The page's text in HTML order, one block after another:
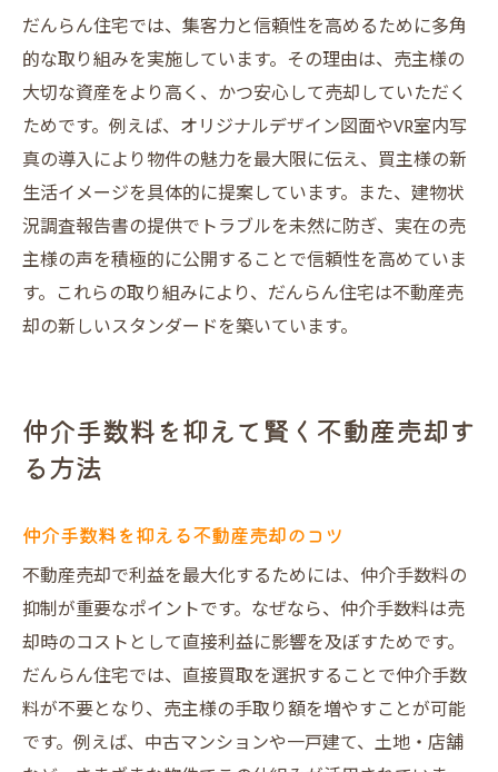
だんらん住宅では、集客力と信頼性を高めるために多角
的な取り組みを実施しています。その理由は、売主様の
大切な資産をより高く、かつ安心して売却していただく
ためです。例えば、オリジナルデザイン図面やVR室内写
真の導入により物件の魅力を最大限に伝え、買主様の新
生活イメージを具体的に提案しています。また、建物状
況調査報告書の提供でトラブルを未然に防ぎ、実在の売
主様の声を積極的に公開することで信頼性を高めていま
す。これらの取り組みにより、だんらん住宅は不動産売
却の新しいスタンダードを築いています。
仲介手数料を抑えて賢く不動産売却す
る方法
仲介手数料を抑える不動産売却のコツ
不動産売却で利益を最大化するためには、仲介手数料の
抑制が重要なポイントです。なぜなら、仲介手数料は売
却時のコストとして直接利益に影響を及ぼすためです。
だんらん住宅では、直接買取を選択することで仲介手数
料が不要となり、売主様の手取り額を増やすことが可能
です。例えば、中古マンションや一戸建て、土地・店舗